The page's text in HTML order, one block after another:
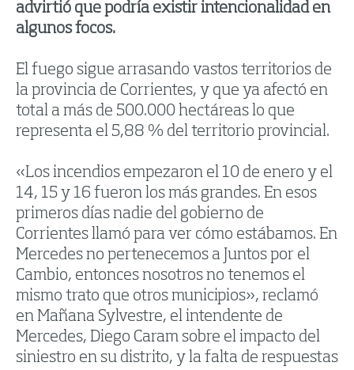
advirtió que podría existir intencionalidad en
algunos focos.
El fuego sigue arrasando vastos territorios de
la provincia de Corrientes, y que ya afectó en
total a más de 500.000 hectáreas lo que
representa el 5,88 % del territorio provincial.
«Los incendios empezaron el 10 de enero y el
14, 15 y 16 fueron los más grandes. En esos
primeros días nadie del gobierno de
Corrientes llamó para ver cómo estábamos. En
Mercedes no pertenecemos a Juntos por el
Cambio, entonces nosotros no tenemos el
mismo trato que otros municipios», reclamó
en Mañana Sylvestre, el intendente de
Mercedes, Diego Caram sobre el impacto del
siniestro en su distrito, y la falta de respuestas